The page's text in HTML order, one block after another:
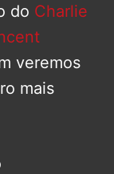
do Charlie
veremos
mais